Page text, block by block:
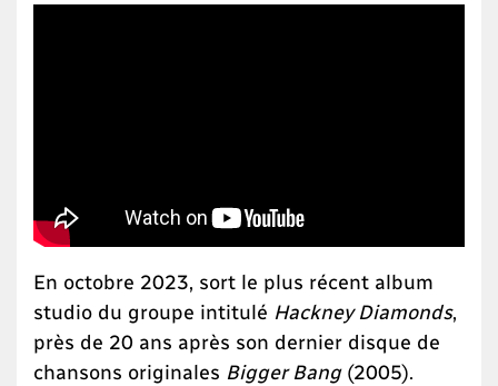
En octobre 2023, sort le plus récent album
studio du groupe intitulé Hackney Diamonds,
près de 20 ans après son dernier disque de
chansons originales Bigger Bang(2005).